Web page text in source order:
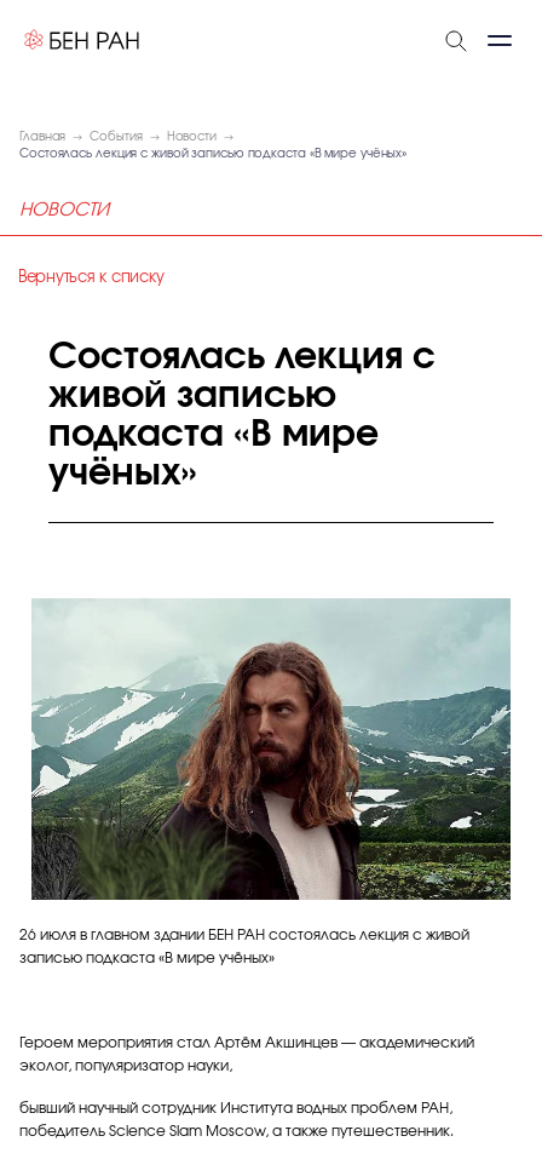
Главная События
Новости
Состоялась лекция с живой записью подкаста «В мире учёных»
НОВОСТИ
Вернуться к списку
Состоялась лекция с
живой записью
подкаста «В мире
учёных»
26 июля в главном здании БЕН РАН состоялась лекция с живой
записью подкаста «В мире учёных»
Героем мероприятия стал Артём Акшинцев — академический
эколог, популяризатор науки,
бывший научный сотрудник Института водных проблем РАН,
победитель Science Slam Moscow, а также путешественник.